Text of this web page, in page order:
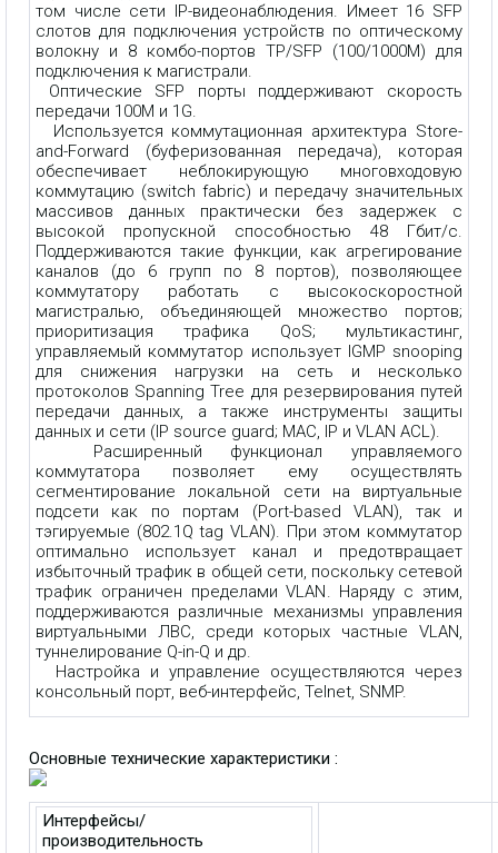
том числе сети IP-видеонаблюдения. Имеет 16 SFP
слотов для подключения устройств по оптическому
волокну и 8 комбо-портов TP/SFP (100/1000M) для
подключения к магистрали.
Оптические SFP порты поддерживают скорость
передачи 100M и 1G.
Используется коммутационная архитектура Store-
and-Forward (буферизованная передача), которая
обеспечивает неблокирующую многовходовую
коммутацию (switch fabric) и передачу значительных
массивов данных практически без задержек с
высокой пропускной способностью 48 Гбит/с.
Поддерживаются такие функции, как агрегирование
каналов (до 6 групп по 8 портов), позволяющее
коммутатору работать с высокоскоростной
магистралью, объединяющей множество портов;
приоритизация трафика QoS; мультикастинг,
управляемый коммутатор использует IGMP snooping
для снижения нагрузки на сеть и несколько
протоколов Spanning Tree для резервирования путей
передачи данных, а также инструменты защиты
данных и сети (IP source guard; MAC, IP и VLAN ACL).
Расширенный функционал управляемого
коммутатора позволяет ему осуществлять
сегментирование локальной сети на виртуальные
подсети как по портам (Port-based VLAN), так и
тэгируемые (802.1Q tag VLAN). При этом коммутатор
оптимально использует канал и предотвращает
избыточный трафик в общей сети, поскольку сетевой
трафик ограничен пределами VLAN. Наряду с этим,
поддерживаются различные механизмы управления
виртуальными ЛВС, среди которых частные VLAN,
туннелирование Q-in-Q и др.
Настройка и управление осуществляются через
консольный порт, веб-интерфейс, Telnet, SNMP.
Основные технические характеристики :
Интерфейсы/
производительность